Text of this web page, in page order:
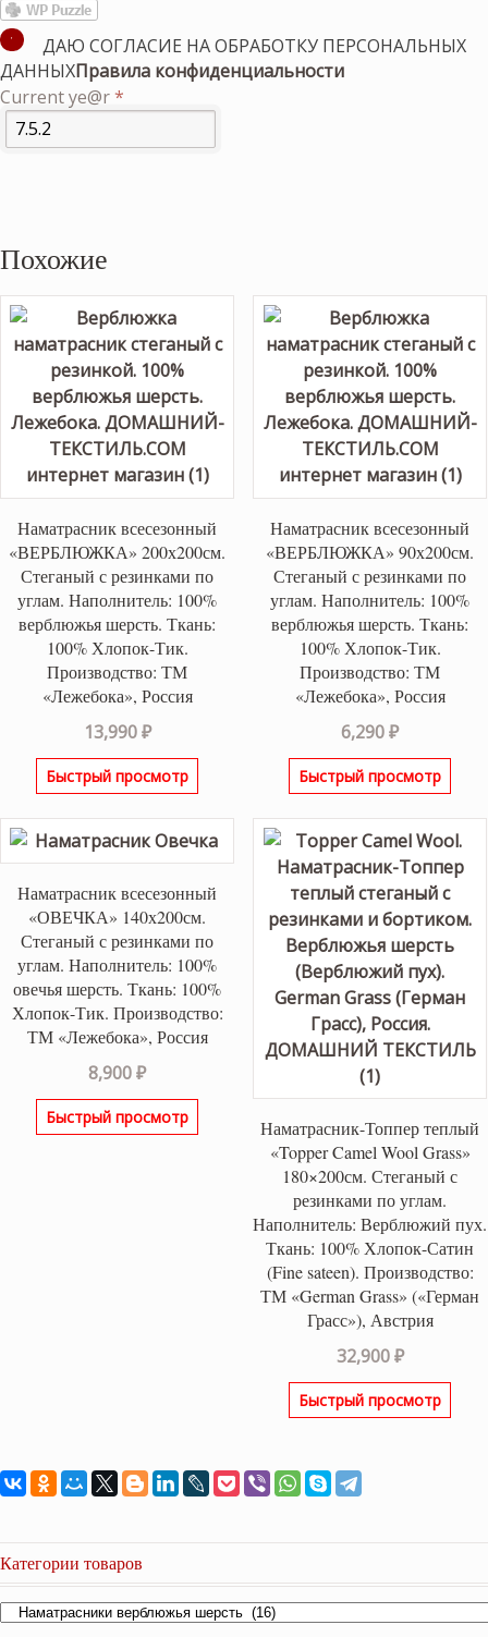
ДАЮ СОГЛАСИЕ НА ОБРАБОТКУ ПЕРСОНАЛЬНЫХ
ДАННЫХПравила конфиденциальности
Current ye@r*
Похожие
Наматрасник всесезонный
«ВЕРБЛЮЖКА» 200х200см.
Стеганый с резинками по
углам. Наполнитель: 100%
верблюжья шерсть. Ткань:
100% Хлопок-Тик.
Производство: ТМ
«Лежебока», Россия
13,990₽
Быстрый просмотр
Наматрасник всесезонный
«ВЕРБЛЮЖКА» 90х200см.
Стеганый с резинками по
углам. Наполнитель: 100%
верблюжья шерсть. Ткань:
100% Хлопок-Тик.
Производство: ТМ
«Лежебока», Россия
6,290₽
Быстрый просмотр
Наматрасник всесезонный
«ОВЕЧКА» 140х200см.
Стеганый с резинками по
углам. Наполнитель: 100%
овечья шерсть. Ткань: 100%
Хлопок-Тик. Производство:
ТМ «Лежебока», Россия
8,900₽
Быстрый просмотр
Наматрасник-Топпер теплый
«Topper Camel Wool Grass»
180×200см. Стеганый с
резинками по углам.
Наполнитель: Верблюжий пух.
Ткань: 100% Хлопок-Сатин
(Fine sateen). Производство:
ТМ «German Grass» («Герман
Грасс»), Австрия
32,900₽
Быстрый просмотр
Категории товаров